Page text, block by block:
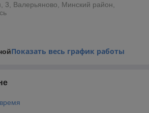
3, Валерьяново, Минский район,
Показать весь график работы